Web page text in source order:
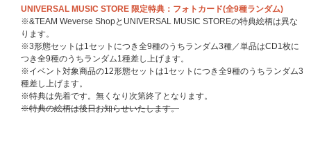
UNIVERSAL MUSIC STORE 限定特典：フォトカード(全9種ランダム)
※&TEAM Weverse ShopとUNIVERSAL MUSIC STOREの特典絵柄は異な
ります。
※3形態セットは1セットにつき全9種のうちランダム3種／単品はCD1枚に
つき全9種のうちランダム1種差し上げます。
※イベント対象商品の12形態セットは1セットにつき全9種のうちランダム3
種差し上げます。
※特典は先着です。無くなり次第終了となります。
※特典の絵柄は後日お知らせいたします。